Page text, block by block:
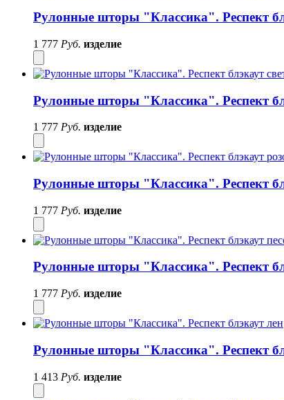
Рулонные шторы "Классика". Респект
1 777 Руб. изделие
Рулонные шторы "Классика". Респект
1 777 Руб. изделие
Рулонные шторы "Классика". Респект
1 777 Руб. изделие
Рулонные шторы "Классика". Респект
1 777 Руб. изделие
Рулонные шторы "Классика". Респект
1 413 Руб. изделие